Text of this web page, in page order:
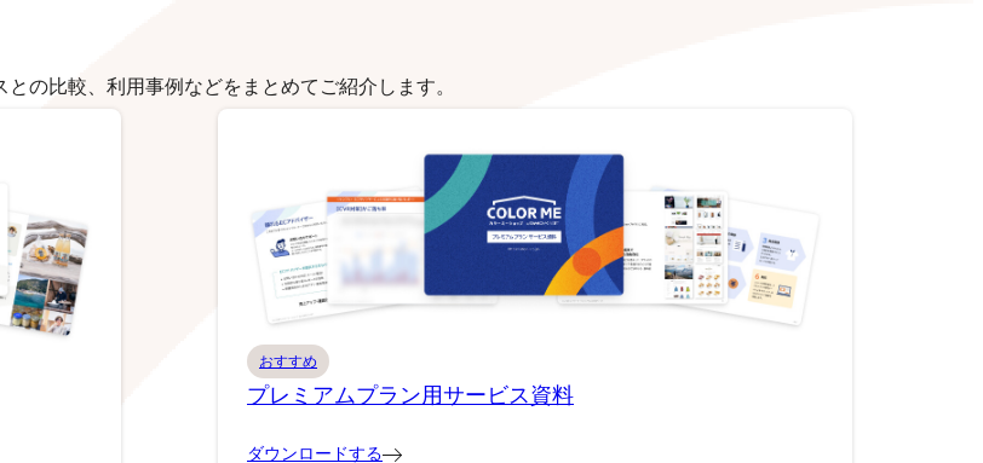
の比較、利用事例などをまとめてご紹介します。
おすすめ
プレミアムプラン用サービス資料
ダウンロードする